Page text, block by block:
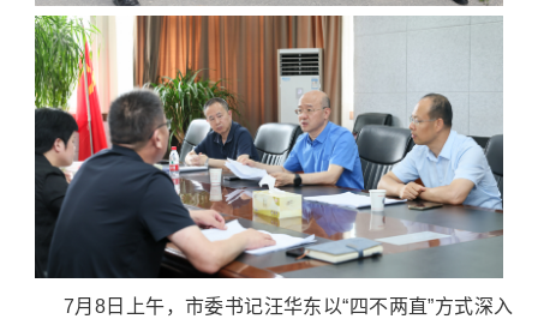
7月8日上午，市委书记汪华东以“四不两直”方式深入